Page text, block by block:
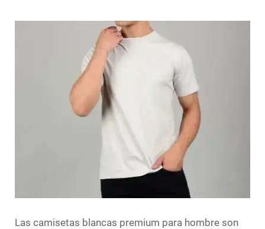
Las camisetas blancas premium para hombre son